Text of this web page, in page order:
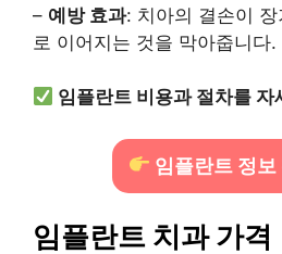
– 예방 효과: 치아의 결손이
로 이어지는 것을 막아줍니다.
임플란트 비용과 절차를 자
임플란트 정보
임플란트 치과 가격